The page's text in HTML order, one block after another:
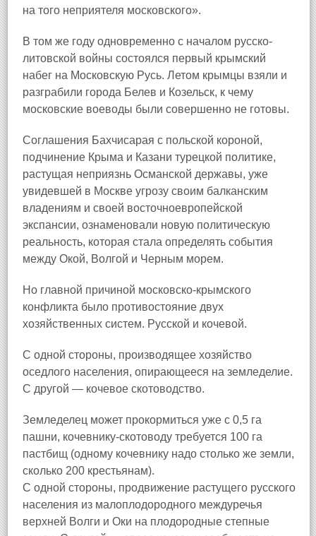
на того неприятеля московского».
В том же году одновременно с началом русско-
литовской войны состоялся первый крымский
набег на Московскую Русь. Летом крымцы взяли и
разграбили города Белев и Козельск, к чему
московские воеводы были совершенно не готовы.
Соглашения Бахчисарая с польской короной,
подчинение Крыма и Казани турецкой политике,
растущая неприязнь Османской державы, уже
увидевшей в Москве угрозу своим балканским
владениям и своей восточноевропейской
экспансии, ознаменовали новую политическую
реальность, которая стала определять события
между Окой, Волгой и Черным морем.
Но главной причиной московско-крымского
конфликта было противостояние двух
хозяйственных систем. Русской и кочевой.
С одной стороны, производящее хозяйство
оседлого населения, опирающееся на земледелие.
С другой — кочевое скотоводство.
Земледелец может прокормиться уже с 0,5 га
пашни, кочевнику-скотоводу требуется 100 га
пастбищ (одному кочевнику надо столько же земли,
сколько 200 крестьянам).
С одной стороны, продвижение растущего русского
населения из малоплодородного междуречья
верхней Волги и Оки на плодородные степные